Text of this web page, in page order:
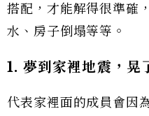
搭配，才能解得很準確
水、房子倒塌等等。
1. 夢到家裡地震，晃
代表家裡面的成員會因